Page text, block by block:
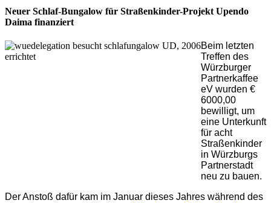
Neuer Schlaf-Bungalow für Straßenkinder-Projekt Upendo
Daima finanziert
Beim letzten
Treffen des
Würzburger
Partnerkaffee
eV wurden €
6000,00
bewilligt, um
eine Unterkunft
für acht
Straßenkinder
in Würzburgs
Partnerstadt
neu zu bauen.
Der Anstoß dafür kam im Januar dieses Jahres während des